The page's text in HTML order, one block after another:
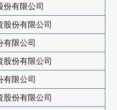
份有限公司
股份有限公司
有限公司
股份有限公司
有限公司
股份有限公司